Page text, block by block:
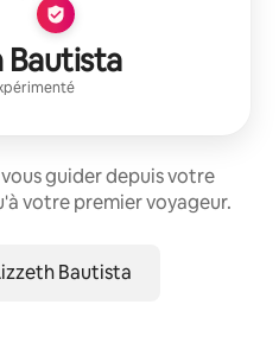
Bautista
guider depuis votre
votre premier voyageur.
Bautista